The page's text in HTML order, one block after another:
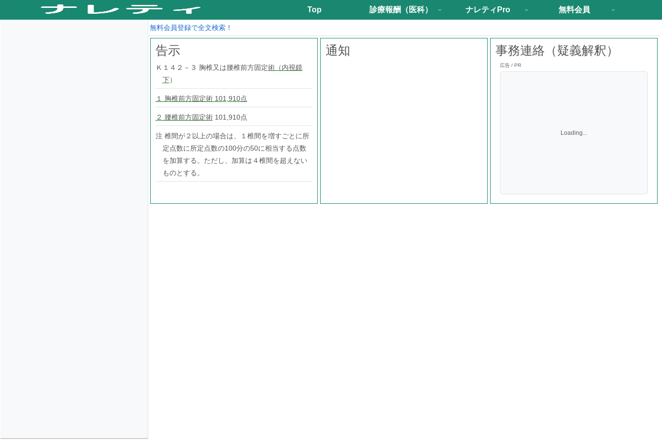
Top 診療報酬（医科） ナレティPro 無料会員
無料会員登録で全文検索！
告示
Ｋ１４２－３ 胸椎又は腰椎前方固定術（内視鏡
下）
１ 胸椎前方固定術 101,910点
２ 腰椎前方固定術101,910点
注 椎間が２以上の場合は、１椎間を増すごとに所
定点数に所定点数の100分の50に相当する点数
を加算する。ただし、加算は４椎間を超えない
ものとする。
通知 事務連絡（疑義解釈）
広告 / PR
Loading...